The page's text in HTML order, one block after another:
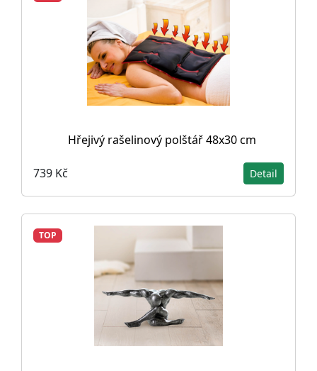
Hřejivý rašelinový polštář 48x30 cm
739 Kč Detail
TOP